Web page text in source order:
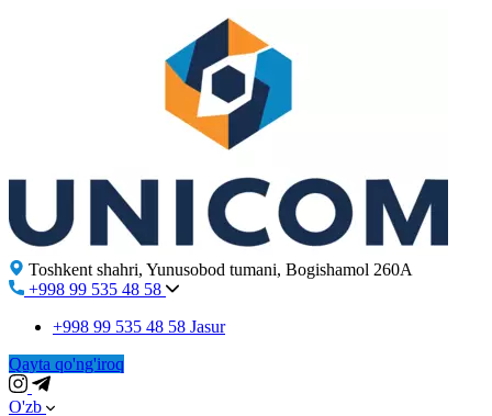
Toshkent shahri, Yunusobod tumani, Bogishamol 260A
+998 99 535 48 58
+998 99 535 48 58 Jasur
Qayta qo'ng'iroq
O'zb